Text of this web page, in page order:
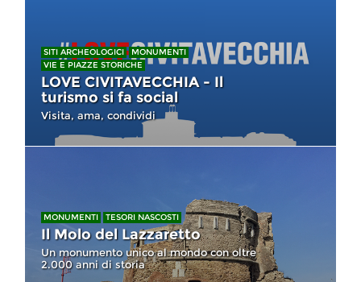
SITI ARCHEOLOGICI
MONUMENTI
VIE E PIAZZE STORICHE
LOVE CIVITAVECCHIA - Il
turismo si fa social
Visita, ama, condividi
MONUMENTI TESORI NASCOSTI
Il Molo del Lazzaretto
Un monumento unico al mondo con oltre
2.000 anni di storia